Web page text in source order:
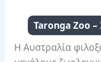
Taronga Zoo –
Η Αυστραλία